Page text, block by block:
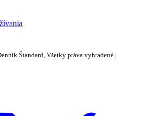
Štandard, Všetky práva vyhradené |